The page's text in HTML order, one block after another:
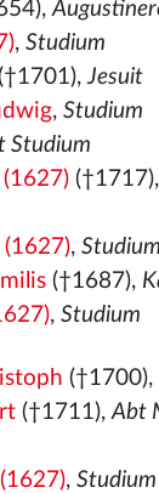
, Studium
Jesuit
, Studium
Studium
(1627)(†1717),
(1627), Studium
(†1687),
, Studium
(†1700),
(†1711),Abt
, Studium